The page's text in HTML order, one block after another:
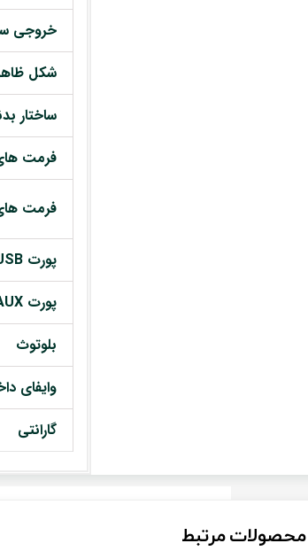
خروجی
شکل
ساختار
فرمت
فرمت
پورت USB
پورت AUX
بلوتوث
وایفای
گارانتی
محصولات مرتبط